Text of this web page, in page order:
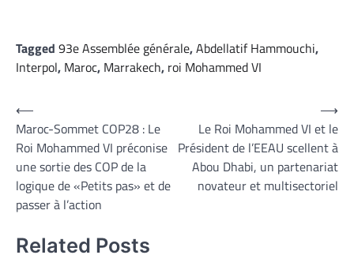
Tagged 93e Assemblée générale,Abdellatif Hammouchi,
Interpol, Maroc, Marrakech, roi Mohammed VI
Navigation
de
l’article
⟵
Maroc-Sommet COP28 : Le
Roi Mohammed VI préconise
une sortie des COP de la
logique de «Petits pas» et de
passer à l’action
Le Roi Mohammed VI et le
Président de l’EEAU scellent à
Abou Dhabi, un partenariat
novateur et multisectoriel
⟶
Related Posts